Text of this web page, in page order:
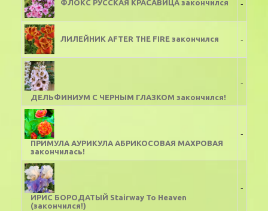
ФЛОКС РУССКАЯ КРАСАВИЦА закончился -
ЛИЛЕЙНИК AFTER THE FIRE закончился -
ДЕЛЬФИНИУМ С ЧЕРНЫМ ГЛАЗКОМ закончился!
-
ПРИМУЛА АУРИКУЛА АБРИКОСОВАЯ МАХРОВАЯ
закончилась!
-
ИРИС БОРОДАТЫЙ Stairway To Heaven
(закончился!)
-